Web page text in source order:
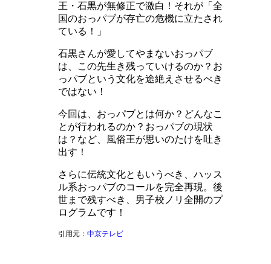
王・石黒が無修正で激白！それが「全
国のおっパブが存亡の危機に立たされ
ている！」
石黒さんが愛してやまないおっパブ
は、この先生き残っていけるのか？お
っパブという文化を途絶えさせるべき
ではない！
今回は、おっパブとは何か？どんなこ
とが行われるのか？おっパブの現状
は？など、風俗王が思いのたけを吐き
出す！
さらに伝統文化ともいうべき、ハッス
ル系おっパブのコールを完全再現。後
世まで残すべき、男子校ノリ全開のプ
ログラムです！
引用元： 中京テレビ